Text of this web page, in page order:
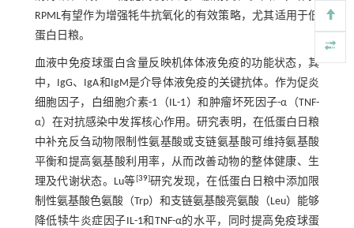
RPML有望作为增强牦牛抗氧化的有效策略，尤其适用于低
蛋白日粮。
血液中免疫球蛋白含量反映机体体液免疫的功能状态，其
中，IgG、IgA和IgM是介导体液免疫的关键抗体。作为促炎
细胞因子，白细胞介素-1（IL-1）和肿瘤坏死因子-α（TNF-
α）在对抗感染中发挥核心作用。研究表明，在低蛋白日粮
中补充反刍动物限制性氨基酸或支链氨基酸可维持氨基酸
平衡和提高氨基酸利用率，从而改善动物的整体健康、生
理及代谢状态。Lu等[39]研究发现，在低蛋白日粮中添加限
制性氨基酸色氨酸（Trp）和支链氨基酸亮氨酸（Leu）能够
降低犊牛炎症因子IL-1和TNF-α的水平，同时提高免疫球蛋